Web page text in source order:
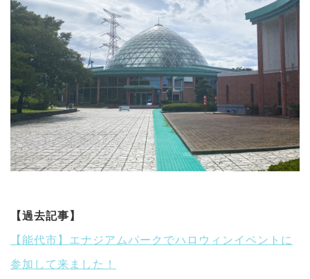
【過去記事】
【能代市】エナジアムパークでハロウィンイベントに
参加して来ました！